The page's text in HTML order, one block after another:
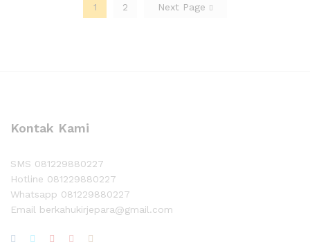
1 2 Next Page
Kontak Kami
SMS 081229880227
Hotline 081229880227
Whatsapp 081229880227
Email berkahukirjepara@gmail.com